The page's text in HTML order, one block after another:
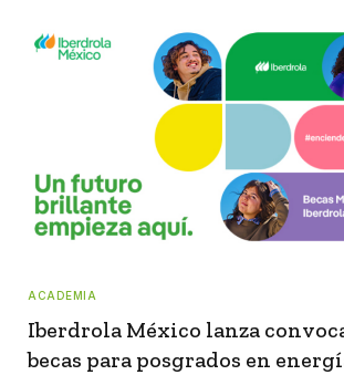
ACADEMIA
Iberdrola México lanza
becas para posgrados en